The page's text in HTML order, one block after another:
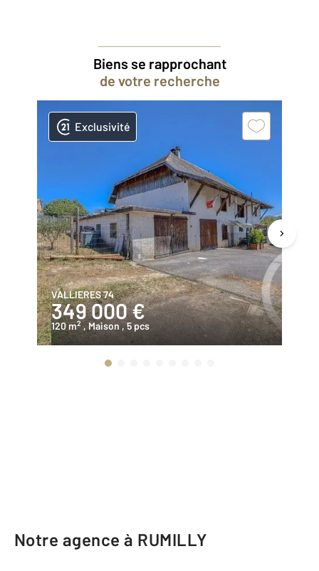
Biens se rapprochant
de votre recherche
Exclusivité
VALLIERES 74
349 000 €
120 m2 , Maison , 5 pcs
Notre agence à RUMILLY